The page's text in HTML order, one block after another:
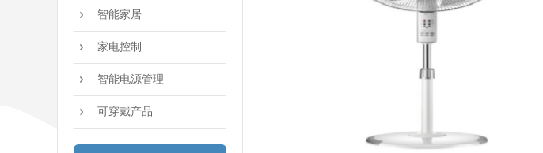
智能家居
家电控制
智能电源管理
可穿戴产品